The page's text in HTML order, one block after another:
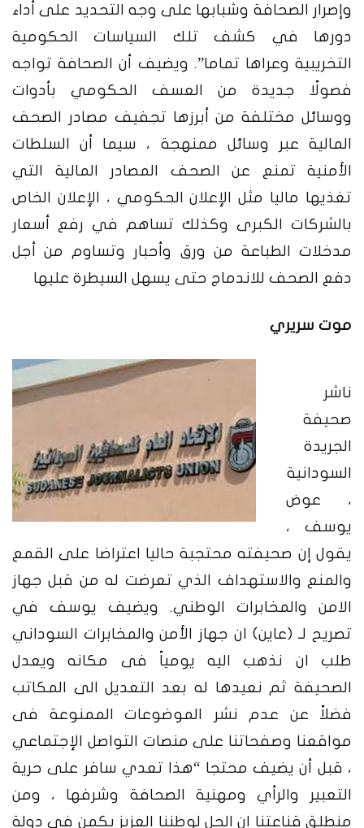
وإصرار الصحافة وشبابها على وجه التحديد على أداء
دورها في كشف تلك السياسات الحكومية
التخريبية وعراها تماما”. ويضيف أن الصحافة تواجه
فصولًا جديدة من العسف الحكومي بأدوات
ووسائل مختلفة من أبرزها تجفيف مصادر الصحف
المالية عبر وسائل ممنهجة ، سيما أن السلطات
الأمنية تمنع عن الصحف المصادر المالية التي
تغذيها ماليا مثل الإعلان الحكومي ، الإعلان الخاص
بالشركات الكبرى وكذلك تساهم في رفع أسعار
مدخلات الطباعة من ورق وأحبار وتساوم من أجل
دفع الصحف للاندماج حتى يسهل السيطرة عليها
موت سريري
ناشر
صحيفة
الجريدة
السودانية
، عوض
يوسف ،
يقول إن صحيفته محتجبة حاليا اعتراضا على القمع
والمنع والاستهداف الذي تعرضت له من قبل جهاز
الامن والمخابرات الوطني. ويضيف يوسف في
تصريح لـ (عاين) ان جهاز الأمن والمخابرات السوداني
طلب ان نذهب اليه يومياً فى مكانه ويعدل
الصحيفة ثم نعيدها له بعد التعديل الى المكاتب
فضلاً عن عدم نشر الموضوعات الممنوعة فى
مواقعنا وصفحاتنا على منصات التواصل الإجتماعي
، قبل أن يضيف محتجا “هذا تعدي سافر على حرية
التعبير والرأي ومهنية الصحافة وشرفها ، ومن
منطلق قناعتنا ان الحل لوطننا العزيز يكمن فى دولة